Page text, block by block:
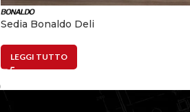
Sedia Bonaldo Deli
LEGGI TUTTO